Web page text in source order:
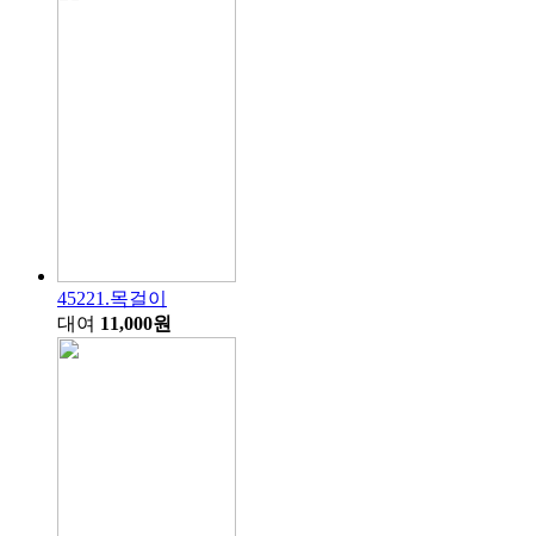
45221.목걸이
대여 11,000원